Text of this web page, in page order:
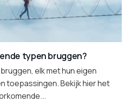
typen bruggen?
elk met hun eigen
toepassingen. Bekijk hier het